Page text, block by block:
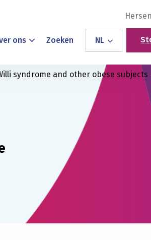
ons Zoeken NL
syndrome and other obese subjects